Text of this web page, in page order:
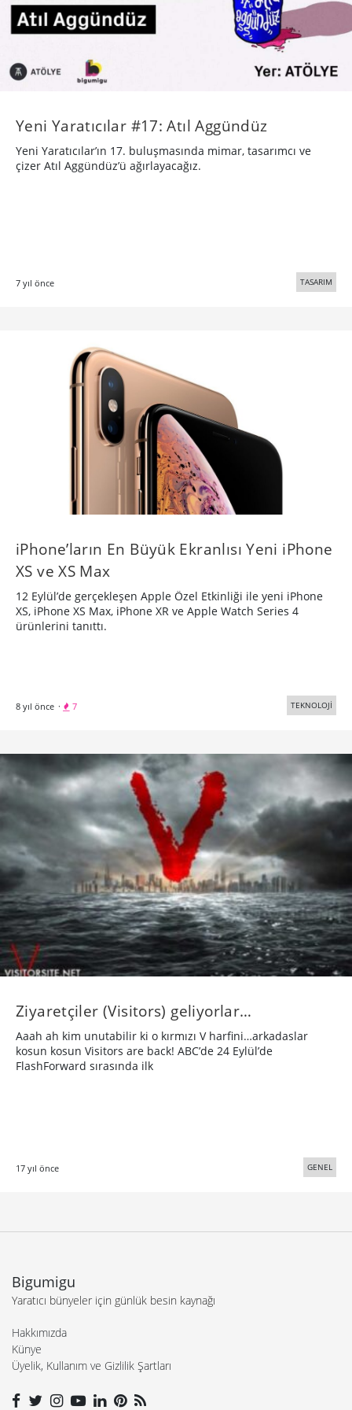
Yeni Yaratıcılar #17: Atıl Aggündüz
Yeni Yaratıcılar’ın 17. buluşmasında mimar, tasarımcı ve
çizer Atıl Aggündüz’ü ağırlayacağız.
7 yıl önce TASARIM
iPhone’ların En Büyük Ekranlısı Yeni iPhone
XS ve XS Max
12 Eylül’de gerçekleşen Apple Özel Etkinliği ile yeni iPhone
XS, iPhone XS Max, iPhone XR ve Apple Watch Series 4
ürünlerini tanıttı.
8 yıl önce · 7 TEKNOLOJİ
Ziyaretçiler (Visitors) geliyorlar…
Aaah ah kim unutabilir ki o kırmızı V harfini…arkadaslar
kosun kosun Visitors are back! ABC’de 24 Eylül’de
FlashForward sırasında ilk
17 yıl önce GENEL
Bigumigu
Yaratıcı bünyeler için günlük besin kaynağı
Hakkımızda
Künye
Üyelik, Kullanım ve Gizlilik Şartları